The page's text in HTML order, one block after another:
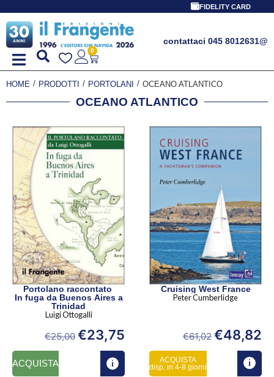
FIDELITY CARD
contattaci 045 8012631@
0
HOME / PRODOTTI / PORTOLANI / OCEANO ATLANTICO
OCEANO ATLANTICO
Portolano raccontato
In fuga da Buenos Aires a
Trinidad
Luigi Ottogalli
€25,00 €23,75
ACQUISTA
Cruising West France
Peter Cumberlidge
€61,02 €48,82
ACQUISTA
disp. in 4-8 giorni